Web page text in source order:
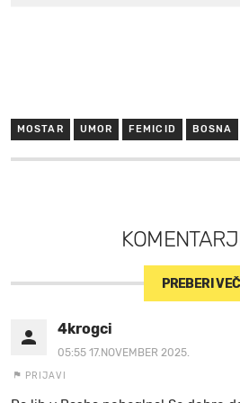
MOSTAR UMOR FEMICID BOSNA
PREBERI VEČ
4krogci
05:55 17.NOVEMBER 2025.
PRIJAVI